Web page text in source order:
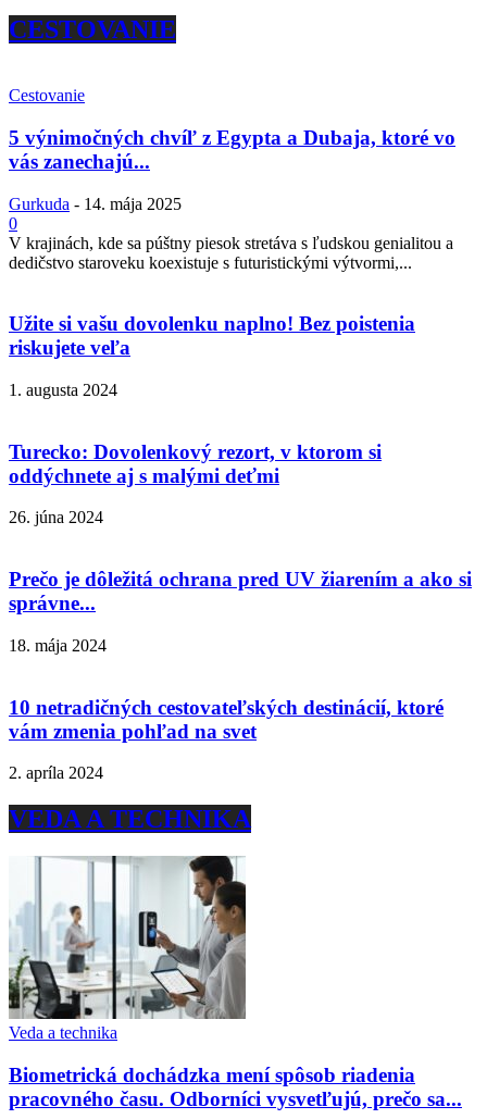
CESTOVANIE
Cestovanie
5 výnimočných chvíľ z Egypta a Dubaja, ktoré vo
vás zanechajú...
Gurkuda - 14. mája 2025
0
V krajinách, kde sa púštny piesok stretáva s ľudskou genialitou a
dedičstvo staroveku koexistuje s futuristickými výtvormi,...
Užite si vašu dovolenku naplno! Bez poistenia
riskujete veľa
1. augusta 2024
Turecko: Dovolenkový rezort, v ktorom si
oddýchnete aj s malými deťmi
26. júna 2024
Prečo je dôležitá ochrana pred UV žiarením a ako si
správne...
18. mája 2024
10 netradičných cestovateľských destinácií, ktoré
vám zmenia pohľad na svet
2. apríla 2024
VEDA A TECHNIKA
Veda a technika
Biometrická dochádzka mení spôsob riadenia
pracovného času. Odborníci vysvetľujú, prečo sa...